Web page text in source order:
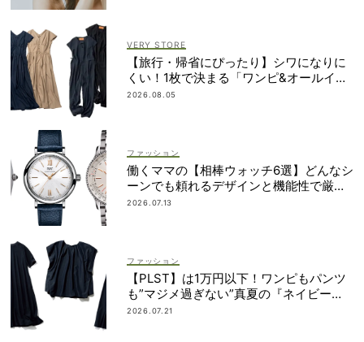
VERY STORE
【旅行・帰省にぴったり】シワになりに
くい！1枚で決まる「ワンピ&オールイン
ワン」2選
2026.08.05
ファッション
働くママの【相棒ウォッチ6選】どんなシ
ーンでも頼れるデザインと機能性で厳
選！
2026.07.13
ファッション
【PLST】は1万円以下！ワンピもパンツ
も”マジメ過ぎない”真夏の『ネイビー
服』６選
2026.07.21